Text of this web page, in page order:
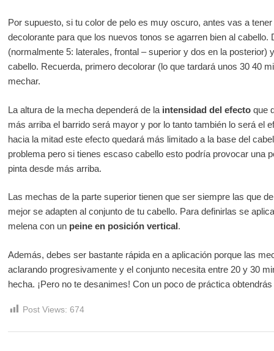
Por supuesto, si tu color de pelo es muy oscuro, antes vas a
decolorante para que los nuevos tonos se agarren bien al cabello.
(normalmente 5: laterales, frontal – superior y dos en la posterior)
cabello. Recuerda, primero decolorar (lo que tardará unos 30 40
mechar.
La altura de la mecha dependerá de la intensidad del efectoque
más arriba el barrido será mayor y por lo tanto también lo será el
hacia la mitad este efecto quedará más limitado a la base del
problema pero si tienes escaso cabello esto podría provocar una
pinta desde más arriba.
Las mechas de la parte superior tienen que ser siempre las que
mejor se adapten al conjunto de tu cabello. Para definirlas se
melena con un peine en posición vertical.
Además, debes ser bastante rápida en a aplicación porque las
aclarando progresivamente y el conjunto necesita entre 20 y 30
hecha. ¡Pero no te desanimes! Con un poco de práctica
Post Views: 674